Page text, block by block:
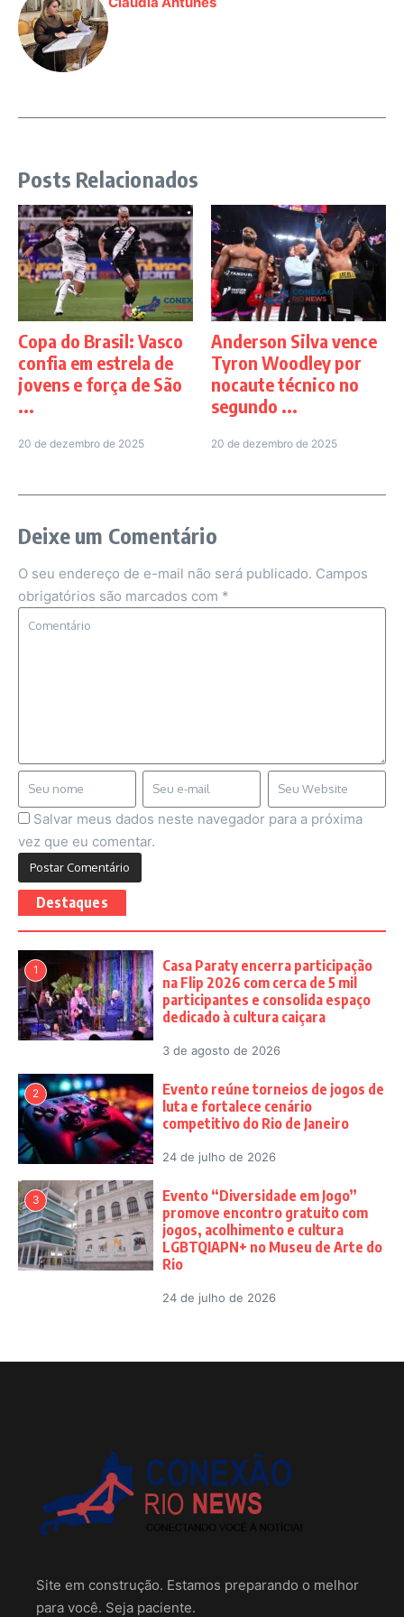
Posts Relacionados
Copa do Brasil: Vasco
confia em estrela de
jovens e força de São
...
20 de dezembro de 2025
Anderson Silva vence
Tyron Woodley por
nocaute técnico no
segundo ...
20 de dezembro de 2025
Deixe um Comentário
O seu endereço de e-mail não será publicado. Campos
obrigatórios são marcados com *
Salvar meus dados neste navegador para a próxima
vez que eu comentar.
Destaques
1
Casa Paraty encerra participação
na Flip 2026 com cerca de 5 mil
participantes e consolida espaço
dedicado à cultura caiçara
3 de agosto de 2026
2
Evento reúne torneios de jogos de
luta e fortalece cenário
competitivo do Rio de Janeiro
24 de julho de 2026
3
Evento “Diversidade em Jogo”
promove encontro gratuito com
jogos, acolhimento e cultura
LGBTQIAPN+ no Museu de Arte do
Rio
24 de julho de 2026
Site em construção. Estamos preparando o melhor
para você. Seja paciente.